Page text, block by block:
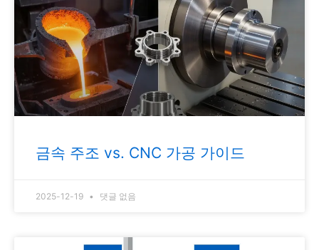
금속 주조 vs. CNC 가공 가이드
2025-12-19 댓글 없음